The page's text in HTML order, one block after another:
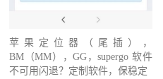
苹果定位器（尾插），
BM（MM），GG，supergo 软件
不可用闪退？定制软件，保稳定